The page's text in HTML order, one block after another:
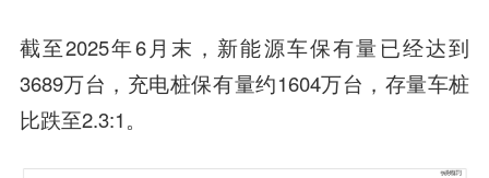
截至2025年6月末，新能源车保有量已经达到
3689万台，充电桩保有量约1604万台，存量车桩
比跌至2.3:1。